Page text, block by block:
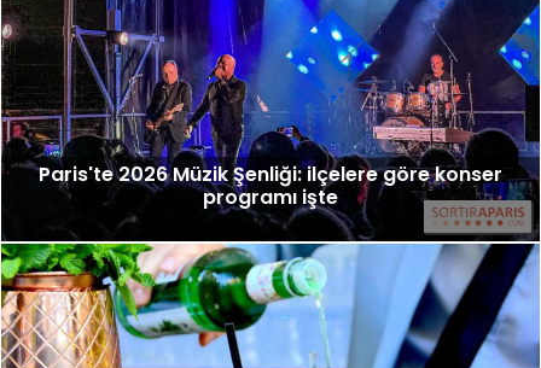
Paris'te 2026 Müzik Şenliği: ilçelere göre konser
programı işte